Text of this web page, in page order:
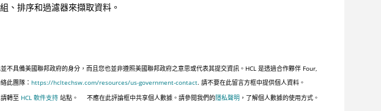
、排序和過濾器來擷取資料。
不具備美國聯邦政府的身分，而且您也並非遵照美國聯邦政府之意思或代表其提交資訊。HCL 是透過合作夥伴 Four,
此團隊：https://hcltechsw.com/resources/us-government-contact. 請不要在此留言方框中提供個人資料。
轉至 HCL 軟件支持 站點。 不應在此評論框中共享個人數據。請參閱我們的隱私聲明 ，了解個人數據的使用方式。